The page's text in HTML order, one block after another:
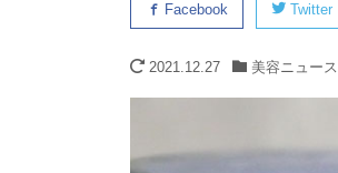
Facebook Twitter
2021.12.27 美容ニュース